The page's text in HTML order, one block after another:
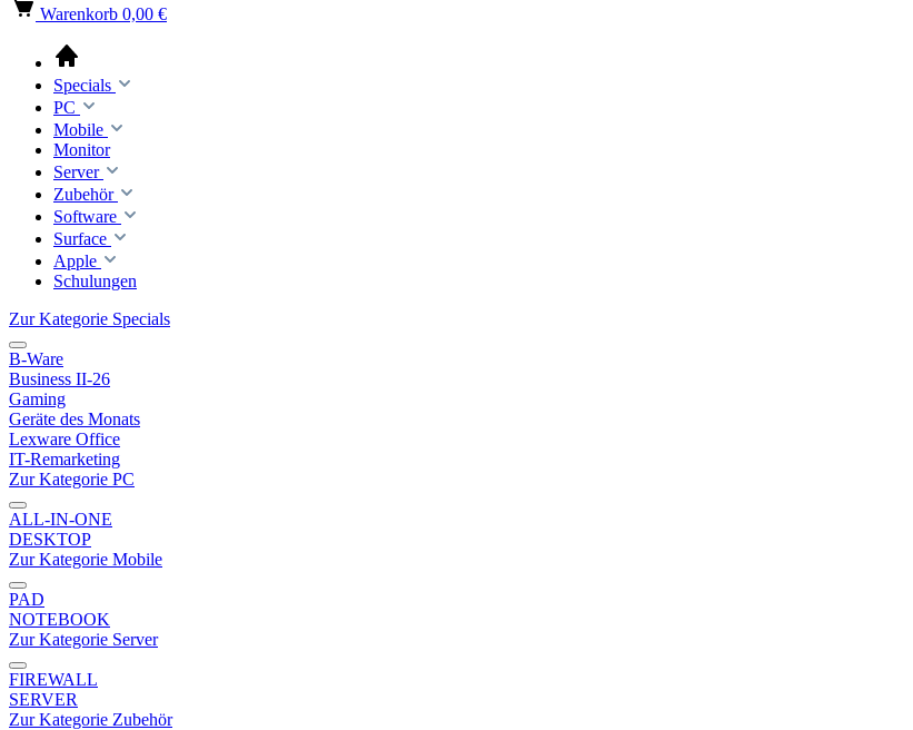
Warenkorb 0,00 €
Specials
PC
Mobile
Monitor
Server
Zubehör
Software
Surface
Apple
Schulungen
Zur Kategorie Specials
B-Ware
Business II-26
Gaming
Geräte des Monats
Lexware Office
IT-Remarketing
Zur Kategorie PC
ALL-IN-ONE
DESKTOP
Zur Kategorie Mobile
PAD
NOTEBOOK
Zur Kategorie Server
FIREWALL
SERVER
Zur Kategorie Zubehör